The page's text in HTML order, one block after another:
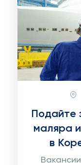
Подайте
маляра
в